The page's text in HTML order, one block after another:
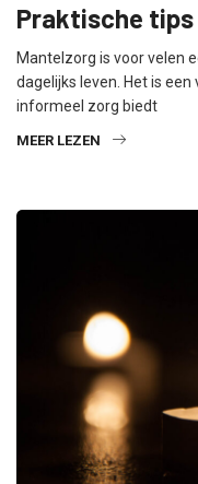
Praktische
Mantelzorg is voor velen
dagelijks leven. Het is
informeel zorg biedt
MEER LEZEN